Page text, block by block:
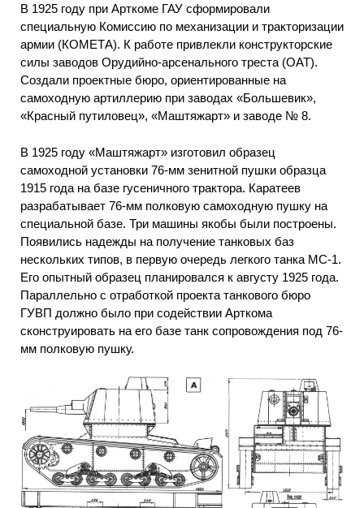
В 1925 году при Арткоме ГАУ сформировали
специальную Комиссию по механизации и тракторизации
армии (КОМЕТА). К работе привлекли конструкторские
силы заводов Орудийно-арсенального треста (ОАТ).
Создали проектные бюро, ориентированные на
самоходную артиллерию при заводах «Большевик»,
«Красный путиловец», «Маштяжарт» и заводе № 8.
В 1925 году «Маштяжарт» изготовил образец
самоходной установки 76-мм зенитной пушки образца
1915 года на базе гусеничного трактора. Каратеев
разрабатывает 76-мм полковую самоходную пушку на
специальной базе. Три машины якобы были построены.
Появились надежды на получение танковых баз
нескольких типов, в первую очередь легкого танка МС-1.
Его опытный образец планировался к августу 1925 года.
Параллельно с отработкой проекта танкового бюро
ГУВП должно было при содействии Арткома
сконструировать на его базе танк сопровождения под 76-
мм полковую пушку.